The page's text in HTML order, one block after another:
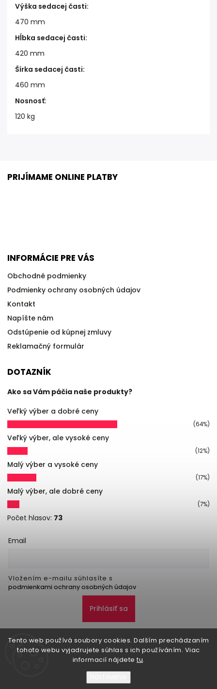
Tento web používá soubory cookies. Dalším prechádzaním
tohoto webu vyjadrujete súhlas s ich používáním. Viac
informacií nájdete tu.
Výška sedacej časti:
470 mm
Hĺbka sedacej časti:
420 mm
Šírka sedacej časti:
460 mm
Nosnosť:
120 kg
PRIJÍMAME ONLINE PLATBY
INFORMÁCIE PRE VÁS
Obchodné podmienky
Podmienky ochrany osobných údajov
Kontakt
Napíšte nám
Odstúpenie od kúpnej zmluvy
Reklamačný formulár
DOTAZNÍK
Ako sa Vám páčia naše produkty?
Veľký výber a dobré ceny
(64%)
Veľký výber, ale vysoké ceny
(12%)
Malý výber a vysoké ceny
(17%)
Malý výber, ale dobré ceny
(7%)
Počet hlasov: 73
Email
Vložením e-mailu súhlasíte s
podmienkami ochrany osobných údajov
Prihlásiť sa